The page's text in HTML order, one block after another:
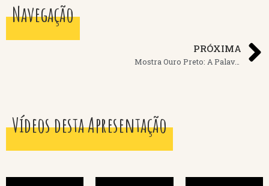
Navegação
PRÓXIMA
Mostra Ouro Preto: A Palavra Visual
Vídeos desta Apresentação